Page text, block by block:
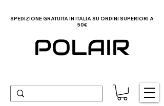
SPEDIZIONE GRATUITA IN ITALIA SU ORDINI SUPERIORI A
50€
POLAIR